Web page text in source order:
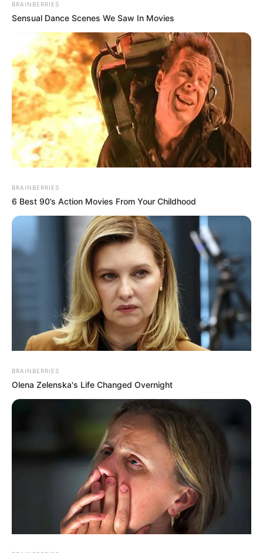
BRAINBERRIES
Sensual Dance Scenes We Saw In Movies
BRAINBERRIES
6 Best 90’s Action Movies From Your Childhood
BRAINBERRIES
Olena Zelenska's Life Changed Overnight